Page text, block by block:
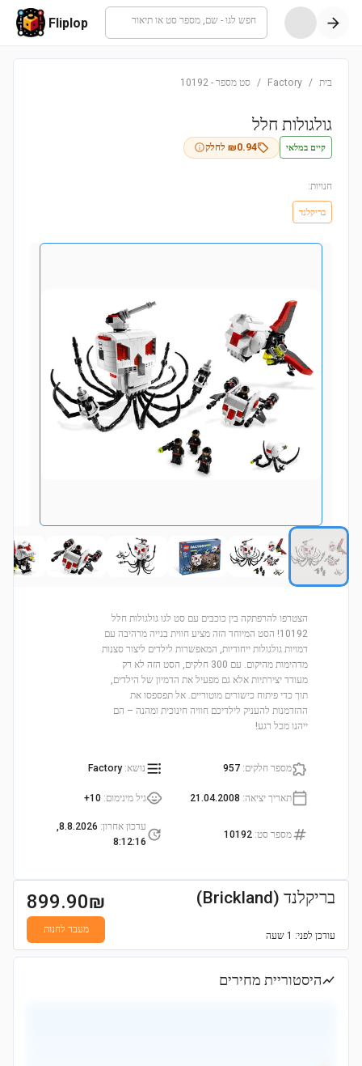
חפש לגו - שם, מספר סט או תיאור Fliplop
בית /
Factory
/ סט מספר -
10192
גולגולות חלל
קיים במלאי ₪0.94 לחלק
חנויות:
בריקלנד
הצטרפו להרפתקה בין כוכבים עם סט לגו גולגולות חלל
10192! הסט המיוחד הזה מציע חווית בנייה מרהיבה עם
דמויות גולגולות ייחודיות, המאפשרות לילדים ליצור סצנות
מדהימות מהיקום. עם 300 חלקים, הסט הזה לא רק
מעודד יצירתיות אלא גם מפעיל את הדמיון של הילדים,
תוך כדי פיתוח כישורים מוטוריים. אל תפספסו את
ההזדמנות להעניק לילדיכם חוויה חינוכית ומהנה – הם
ייהנו מכל רגע!
מספר חלקים:
957 נושא:
Factory
תאריך יציאה:
21.04.2008 גיל מינימום:
10+
מספר סט:
10192
עדכון אחרון:
8.8.2026,
8:12:16
בריקלנד (Brickland)
עודכן לפני: 1 שעה
899.90₪
מעבר לחנות
היסטוריית מחירים